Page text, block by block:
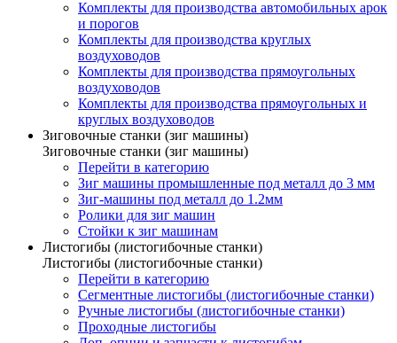
Комплекты для производства автомобильных арок
и порогов
Комплекты для производства круглых
воздуховодов
Комплекты для производства прямоугольных
воздуховодов
Комплекты для производства прямоугольных и
круглых воздуховодов
Зиговочные станки (зиг машины)
Зиговочные станки (зиг машины)
Перейти в категорию
Зиг машины промышленные под металл до 3 мм
Зиг-машины под металл до 1.2мм
Ролики для зиг машин
Стойки к зиг машинам
Листогибы (листогибочные станки)
Листогибы (листогибочные станки)
Перейти в категорию
Сегментные листогибы (листогибочные станки)
Ручные листогибы (листогибочные станки)
Проходные листогибы